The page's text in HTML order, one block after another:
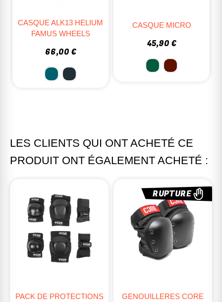
CASQUE ALK13 HELIUM
FAMUS WHEELS
66,00 €
CASQUE MICRO
45,90 €
LES CLIENTS QUI ONT ACHETÉ CE
PRODUIT ONT ÉGALEMENT ACHETÉ :
PACK DE PROTECTIONS
RUPTURE
GENOUILLERES CORE